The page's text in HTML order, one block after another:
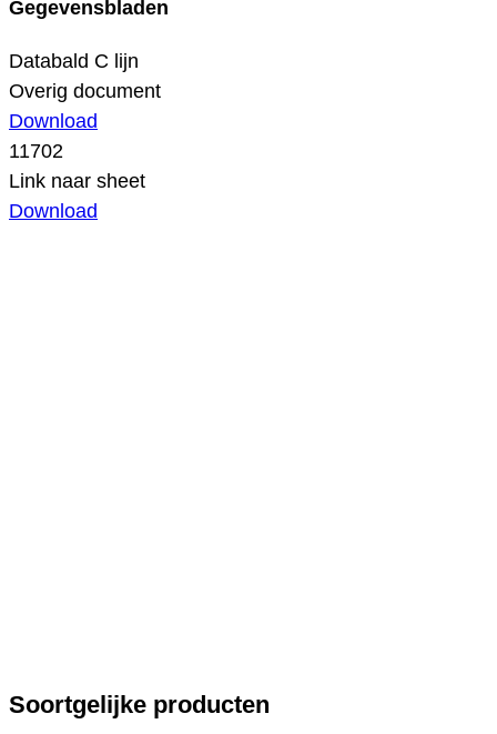
Gegevensbladen
Databald C lijn
Overig document
Download
11702
Link naar sheet
Download
Soortgelijke producten